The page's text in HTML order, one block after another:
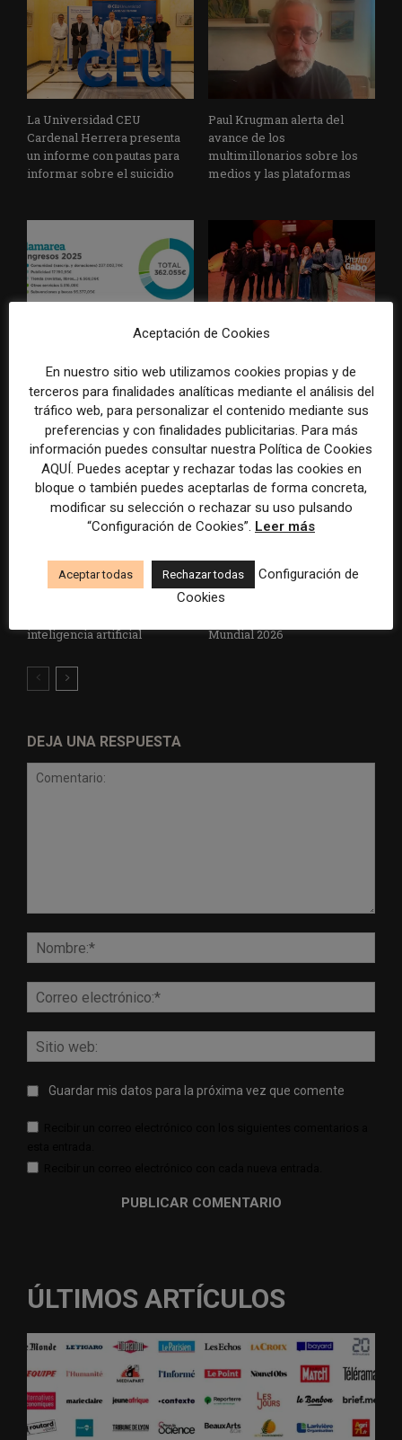
La Universidad CEU
Cardenal Herrera presenta
un informe con pautas para
informar sobre el suicidio
Paul Krugman alerta del
avance de los
multimillonarios sobre los
medios y las plataformas
La Marea cierra 2025 con
cooperativa pierde 38.542
euros
El Premio Gabo 2026
Brasil, España y El Salvador
sobre el poder, la memoria y
la violencia
Radio Televisión Madrid
inteligencia artificial
ADEPA crea un premio
especial para la mejor
Mundial 2026
DEJA UNA RESPUESTA
Guardar mis datos para la próxima vez que comente
ÚLTIMOS ARTÍCULOS
Aceptación de Cookies
En nuestro sitio web utilizamos cookies propias y de
terceros para finalidades analíticas mediante el análisis del
tráfico web, para personalizar el contenido mediante sus
preferencias y con finalidades publicitarias. Para más
información puedes consultar nuestra Política de Cookies
AQUÍ. Puedes aceptar y rechazar todas las cookies en
bloque o también puedes aceptarlas de forma concreta,
modificar su selección o rechazar su uso pulsando
“Configuración de Cookies”. Leer más
Aceptar todas Rechazar todas
Configuración de
Cookies